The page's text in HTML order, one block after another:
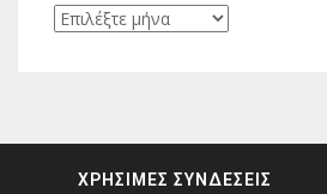
Ιστορικό
ΧΡΗΣΙΜΕΣ ΣΥΝΔΕΣΕΙΣ